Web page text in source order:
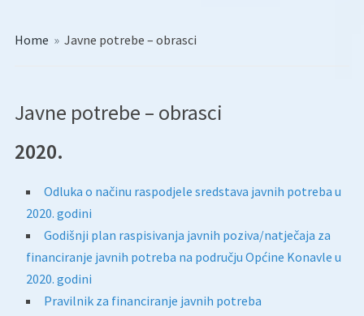
Home » Javne potrebe – obrasci
Javne potrebe – obrasci
2020.
Odluka o načinu raspodjele sredstava javnih potreba u
2020. godini
Godišnji plan raspisivanja javnih poziva/natječaja za
financiranje javnih potreba na području Općine Konavle u
2020. godini
Pravilnik za financiranje javnih potreba